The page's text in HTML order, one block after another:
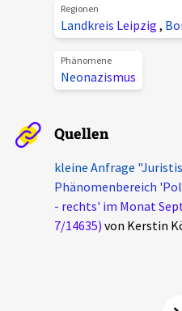
Alle Beiträge
Veranstaltungen
Pressemitteilungen
Über uns
Projektbeschreibung
Kontakt
Unterstützer_innen
chronik.LE in der Presse
Regionen
Landkreis Leipzig ,
Phänomene
Neonazismus
Quellen
kleine Anfrage
Phänomenbereich
- rechts' im Monat
7/14635) von Kerstin